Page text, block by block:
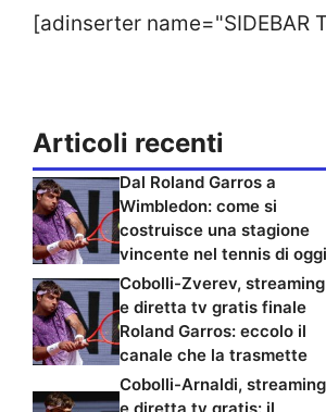
[adinserter name="SIDEBAR
Articoli recenti
Dal Roland Garros a
Wimbledon: come si
costruisce una stagione
vincente nel tennis di oggi
Cobolli-Zverev, streaming
e diretta tv gratis finale
Roland Garros: eccolo il
canale che la trasmette
Cobolli-Arnaldi, streaming